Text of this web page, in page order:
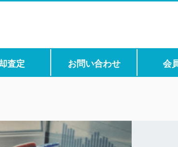
査定 お問い合わせ 会